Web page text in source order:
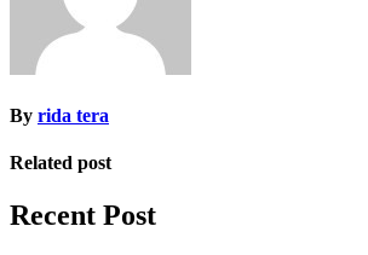
By rida tera
Related post
Recent Post